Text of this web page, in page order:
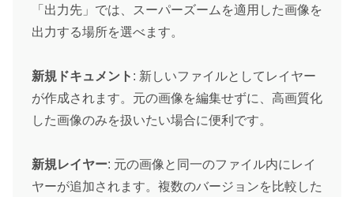
「出力先」では、スーパーズームを適用した画像を
出力する場所を選べます。
新規ドキュメント : 新しいファイルとしてレイヤー
が作成されます。元の画像を編集せずに、高画質化
した画像のみを扱いたい場合に便利です。
新規レイヤー: 元の画像と同一のファイル内にレイ
ヤーが追加されます。複数のバージョンを比較した